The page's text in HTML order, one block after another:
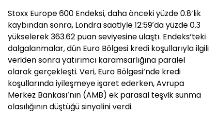
Stoxx Europe 600 Endeksi, daha önceki yüzde 0.8’lik
kaybından sonra, Londra saatiyle 12:59’da yüzde 0.3
yükselerek 363.62 puan seviyesine ulaştı. Endeks’teki
dalgalanmalar, dün Euro Bölgesi kredi koşullarıyla ilgili
veriden sonra yatırımcı karamsarlığına paralel
olarak gerçekleşti. Veri, Euro Bölgesi’nde kredi
koşullarında iyileşmeye işaret ederken, Avrupa
Merkez Bankası’nın (AMB) ek parasal teşvik sunma
olasılığının düştüğü sinyalini verdi.